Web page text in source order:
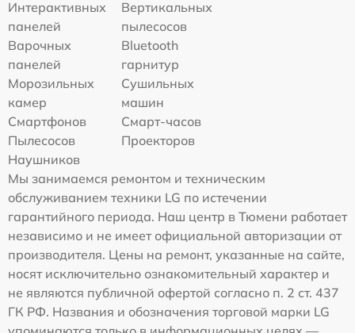
Интерактивных
панелей
Вертикальных
пылесосов
Варочных
панелей
Bluetooth
гарнитур
Морозильных
камер
Сушильных
машин
Смартфонов
Смарт-часов
Пылесосов
Проекторов
Наушников
Мы занимаемся ремонтом и техническим
обслуживанием техники LG по истечении
гарантийного периода. Наш центр в Тюмени работает
независимо и не имеет официальной авторизации от
производителя. Цены на ремонт, указанные на сайте,
носят исключительно ознакомительный характер и
не являются публичной офертой согласно п. 2 ст. 437
ГК РФ. Названия и обозначения торговой марки LG